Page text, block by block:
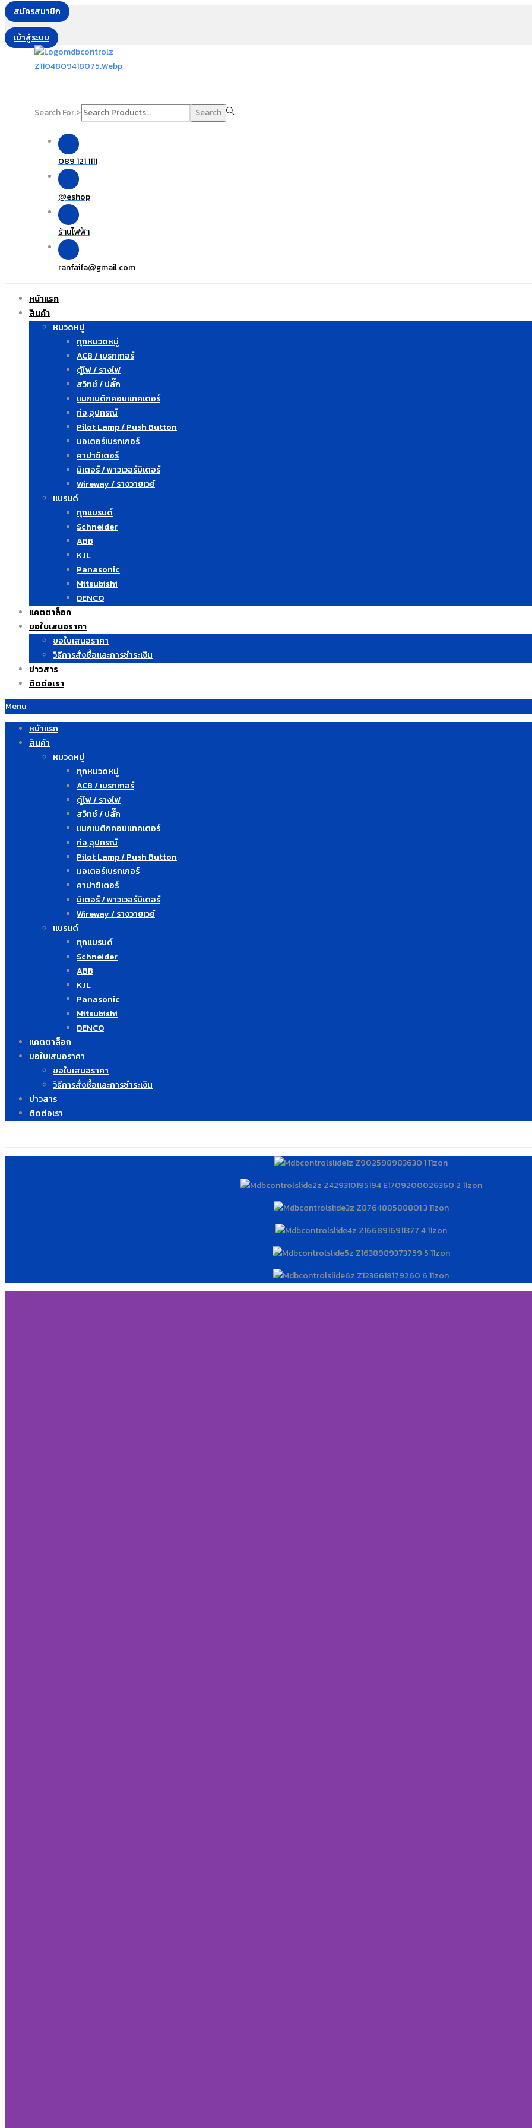
สมัครสมาชิก
เข้าสู่ระบบ
Search For:> Search
089 121 1111
@eshop
ร้านไฟฟ้า
ranfaifa@gmail.com
หน้าแรก
สินค้า
หมวดหมู่
ทุกหมวดหมู่
ACB / เบรกเกอร์
ตู้ไฟ / รางไฟ
สวิทซ์ / ปลั๊ก
แมกเนติกคอนแทคเตอร์
ท่อ,อุปกรณ์
Pilot Lamp / Push Button
มอเตอร์เบรกเกอร์
คาปาซิเตอร์
มิเตอร์ / พาวเวอร์มิเตอร์
Wireway / รางวายเวย์
แบรนด์
ทุกแบรนด์
Schneider
ABB
KJL
Panasonic
Mitsubishi
DENCO
แคตตาล็อก
ขอใบเสนอราคา
ขอใบเสนอราคา
วิธีการสั่งซื้อและการชำระเงิน
ข่าวสาร
ติดต่อเรา
Menu
หน้าแรก
สินค้า
หมวดหมู่
ทุกหมวดหมู่
ACB / เบรกเกอร์
ตู้ไฟ / รางไฟ
สวิทซ์ / ปลั๊ก
แมกเนติกคอนแทคเตอร์
ท่อ,อุปกรณ์
Pilot Lamp / Push Button
มอเตอร์เบรกเกอร์
คาปาซิเตอร์
มิเตอร์ / พาวเวอร์มิเตอร์
Wireway / รางวายเวย์
แบรนด์
ทุกแบรนด์
Schneider
ABB
KJL
Panasonic
Mitsubishi
DENCO
แคตตาล็อก
ขอใบเสนอราคา
ขอใบเสนอราคา
วิธีการสั่งซื้อและการชำระเงิน
ข่าวสาร
ติดต่อเรา